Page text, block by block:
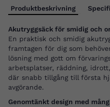
Produktbeskrivning
Akutryggsäck för smidig och
En praktisk och smidig
framtagen för dig som
lösning med gott om
arbetsplatser, räddning,
där snabb tillgång till första
avgörande.
Genomtänkt design med